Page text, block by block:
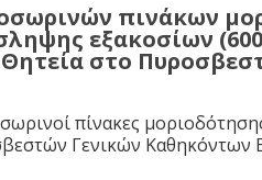
πινάκων
εξακοσίων
στο
πίνακες
Γενικών Καθηκόντων